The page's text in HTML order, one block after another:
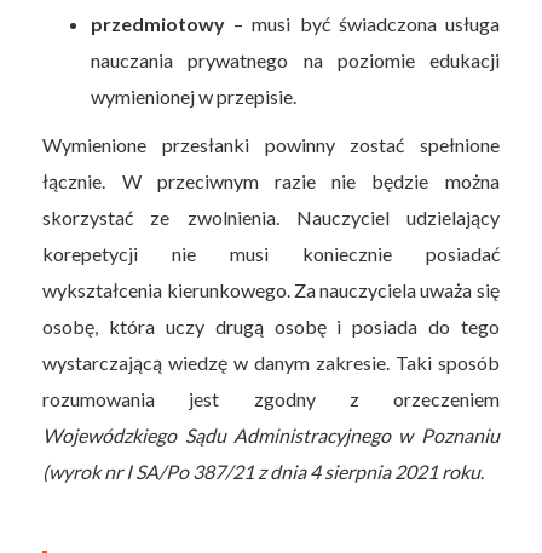
przedmiotowy – musi być świadczona usługa
nauczania prywatnego na poziomie edukacji
wymienionej w przepisie.
Wymienione przesłanki powinny zostać spełnione
łącznie. W przeciwnym razie nie będzie można
skorzystać ze zwolnienia. Nauczyciel udzielający
korepetycji nie musi koniecznie posiadać
wykształcenia kierunkowego. Za nauczyciela uważa się
osobę, która uczy drugą osobę i posiada do tego
wystarczającą wiedzę w danym zakresie. Taki sposób
rozumowania jest zgodny z orzeczeniem
Wojewódzkiego Sądu Administracyjnego w Poznaniu
(wyrok nr I SA/Po 387/21 z dnia 4 sierpnia 2021 roku.